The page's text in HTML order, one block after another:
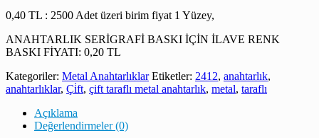
0,40 TL : 2500 Adet üzeri birim fiyat 1 Yüzey,
ANAHTARLIK SERİGRAFİ BASKI İÇİN İLAVE RENK
BASKI FİYATI: 0,20 TL
Kategoriler: Metal Anahtarlıklar Etiketler: 2412, anahtarlık,
anahtarlıklar, Çi̇ft, çift taraflı metal anahtarlık, metal, taraflı
Açıklama
Değerlendirmeler (0)